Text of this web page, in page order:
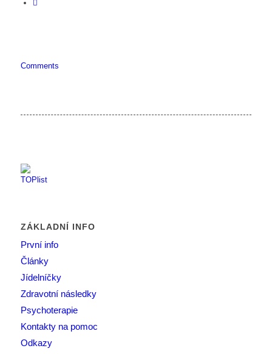
Comments
ZÁKLADNÍ INFO
První info
Články
Jídelníčky
Zdravotní následky
Psychoterapie
Kontakty na pomoc
Odkazy